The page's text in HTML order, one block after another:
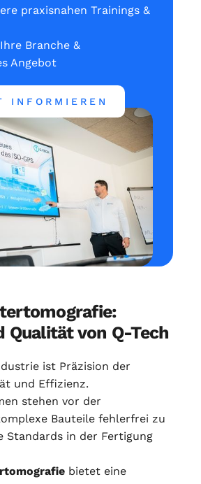
praxisnahen Trainings &
Branche &
Angebot
INFORMIEREN
Qualität von Q-Tech
ist Präzision der
und Effizienz.
stehen vor der
Bauteile fehlerfrei zu
Standards in der Fertigung
bietet eine